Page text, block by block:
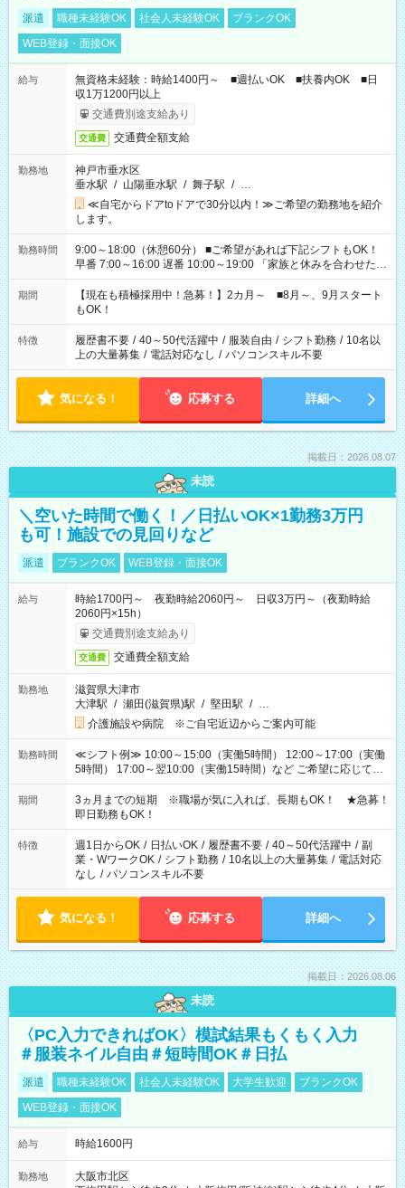
派遣 職種未経験OK 社会人未経験OK
ブランクOK
WEB登録・面接OK
給与
無資格未経験：時給1400円～ ■週払いOK ■扶養内OK ■日
収1万1200円以上
交通費別途支給あり
交通費 交通費全額支給
勤務地
神戸市垂水区
垂水駅 / 山陽垂水駅 / 舞子駅 / …
≪自宅からドアtoドアで30分以内！≫ご希望の勤務地を紹介
します。
勤務時間
9:00～18:00（休憩60分） ■ご希望があれば下記シフトもOK！
早番 7:00～16:00 遅番 10:00～19:00 「家族と休みを合わせた
い」 「余裕を持って夕飯の準備がしたい」 「できれば残業はし
たくない」 など、ご希望を教えてくださいね。 ※Wワーク希望
の方へ 今ご覧のお仕事で希望する勤務時間と、もう1つのお仕事
の勤務時間。 合計で週40時間を超える場合は応募できません。
期間
【現在も積極採用中！急募！】2カ月～ ■8月～、9月スタート
もOK！
特徴 履歴書不要 / 40～50代活躍中 / 服装自由 / シフト勤務 / 10名以
上の大量募集 / 電話対応なし / パソコンスキル不要
気になる！ 応募する 詳細へ
掲載日：2026.08.07
未読
＼空いた時間で働く！／日払いOK×1勤務3万円
も可！施設での見回りなど
派遣 ブランクOK WEB登録・面接OK
給与
時給1700円～ 夜勤時給2060円～ 日収3万円～（夜勤時給
2060円×15h）
交通費別途支給あり
交通費 交通費全額支給
勤務地
滋賀県大津市
大津駅 / 瀬田(滋賀県)駅 / 堅田駅 / …
介護施設や病院 ※ご自宅近辺からご案内可能
勤務時間
≪シフト例≫ 10:00～15:00（実働5時間） 12:00～17:00（実働
5時間） 17:00～翌10:00（実働15時間）など ご希望に応じて、
働く時間は調整できます！ お気軽に担当へ相談ください！
期間
3ヵ月までの短期 ※職場が気に入れば、長期もOK！ ★急募！
即日勤務もOK！
特徴 週1日からOK / 日払いOK / 履歴書不要 / 40～50代活躍中 / 副
業・WワークOK / シフト勤務 / 10名以上の大量募集 / 電話対応
なし / パソコンスキル不要
気になる！ 応募する 詳細へ
掲載日：2026.08.06
未読
〈PC入力できればOK〉模試結果もくもく入力
＃服装ネイル自由＃短時間OK＃日払
派遣 職種未経験OK 社会人未経験OK 大学生歓迎
ブランクOK
WEB登録・面接OK
給与 時給1600円
勤務地
大阪市北区